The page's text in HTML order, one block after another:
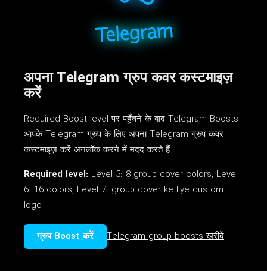
अपना Telegram ग्रुप कवर कस्टमाइज़
करें
Required Boost level पर पहुँचने के बाद Telegram Boosts
आपके Telegram ग्रुप के लिए अपना Telegram ग्रुप कवर
कस्टमाइज़ करें अनलॉक करने में मदद करते हैं.
Required level: Level 5: 8 group cover colors, Level
6: 16 colors, Level 7: group cover ke liye custom
logo
ग्रुप Boost करें Telegram group boosts खरीदें